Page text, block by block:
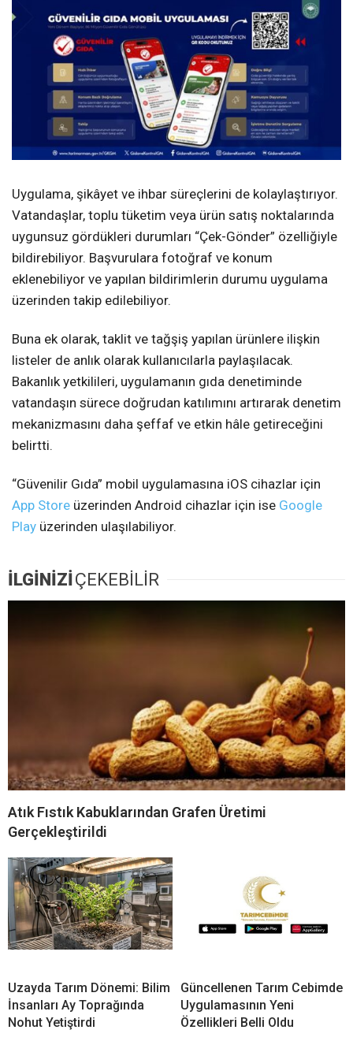
Uygulama, şikâyet ve ihbar süreçlerini de kolaylaştırıyor.
Vatandaşlar, toplu tüketim veya ürün satış noktalarında
uygunsuz gördükleri durumları “Çek-Gönder” özelliğiyle
bildirebiliyor. Başvurulara fotoğraf ve konum
eklenebiliyor ve yapılan bildirimlerin durumu uygulama
üzerinden takip edilebiliyor.
Buna ek olarak, taklit ve tağşiş yapılan ürünlere ilişkin
listeler de anlık olarak kullanıcılarla paylaşılacak.
Bakanlık yetkilileri, uygulamanın gıda denetiminde
vatandaşın sürece doğrudan katılımını artırarak denetim
mekanizmasını daha şeffaf ve etkin hâle getireceğini
belirtti.
“Güvenilir Gıda” mobil uygulamasına iOS cihazlar için
App Store üzerinden Android cihazlar için ise Google
Play üzerinden ulaşılabiliyor.
İLGİNİZİÇEKEBİLİR
Atık Fıstık Kabuklarından Grafen Üretimi
Gerçekleştirildi
Uzayda Tarım Dönemi: Bilim
İnsanları Ay Toprağında
Nohut Yetiştirdi
Güncellenen Tarım Cebimde
Uygulamasının Yeni
Özellikleri Belli Oldu